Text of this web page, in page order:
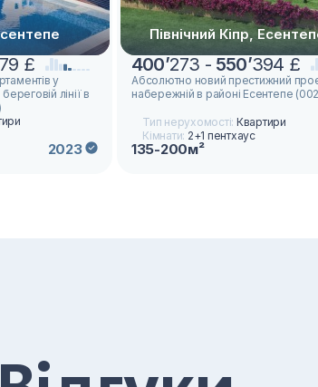
£
у
лінії в
2023
Північний Кіпр,
400’273 - 550’394 £
Абсолютно новий престижний
набережній в районі Есентепе
Тип нерухомості: Квартири
Кімнати: 2+1 пентхаус
135-200м²